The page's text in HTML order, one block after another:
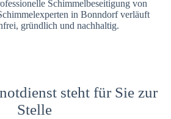
Schimmelbeseitigung von
in Bonndorf verläuft
gründlich und nachhaltig.
steht für Sie zur
Stelle